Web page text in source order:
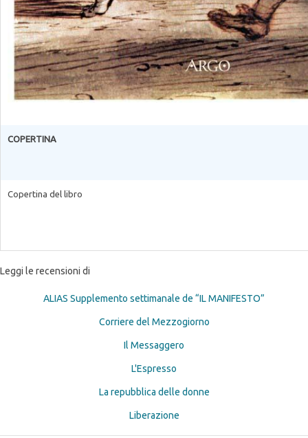
COPERTINA
Copertina del libro
Leggi le recensioni di
ALIAS Supplemento settimanale de “IL MANIFESTO”
Corriere del Mezzogiorno
Il Messaggero
L'Espresso
La repubblica delle donne
Liberazione